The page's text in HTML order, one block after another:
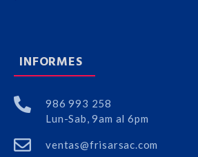
INFORMES
986 993 258
Lun-Sab, 9am al 6pm
ventas@frisarsac.com